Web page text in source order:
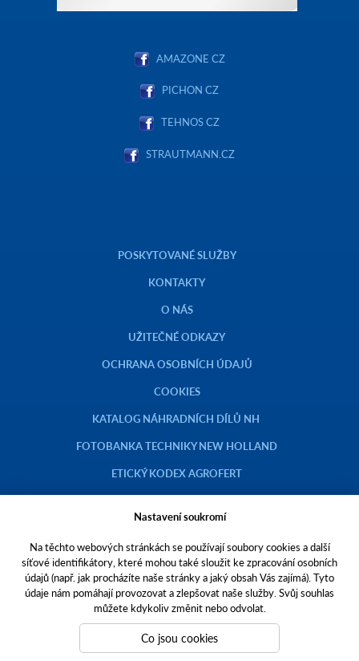
AMAZONE CZ
PICHON CZ
TEHNOS CZ
STRAUTMANN.CZ
POSKYTOVANÉ SLUŽBY
KONTAKTY
O NÁS
UŽITEČNÉ ODKAZY
OCHRANA OSOBNÍCH ÚDAJŮ
COOKIES
KATALOG NÁHRADNÍCH DÍLŮ NH
FOTOBANKA TECHNIKY NEW HOLLAND
ETICKÝ KODEX AGROFERT
Copyright © 2023 AGROTEC a.s.
Toto jsou internetové stránky společnosti AGROTEC a. s., se sídlem v
Hustopečích, Brněnská 74, PSČ 69301, IČO 00544957,
zapsané v OR vedeném Krajským soudem v Brně, oddíl B, vložka 138.
Společnost AGROTEC a.s. je členem koncernu AGROFERT řízeného
společností AGROFERT, a.s.,
Nastavení soukromí
Na těchto webových stránkách se používají soubory cookies a další
síťové identifikátory, které mohou také sloužit ke zpracování osobních
údajů (např. jak procházíte naše stránky a jaký obsah Vás zajímá). Tyto
údaje nám pomáhají provozovat a zlepšovat naše služby. Svůj souhlas
můžete kdykoliv změnit nebo odvolat.
Co jsou cookies